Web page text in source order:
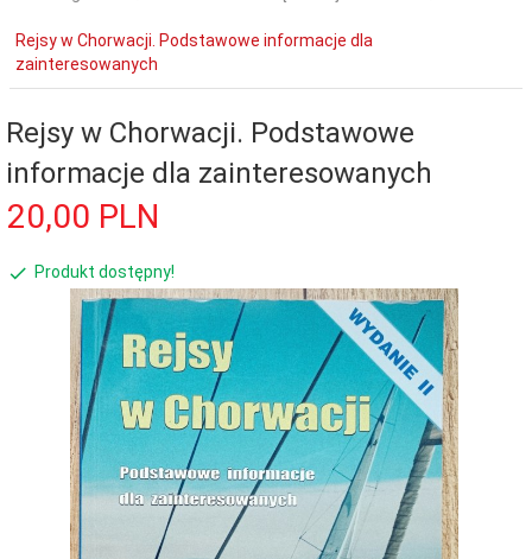
Rejsy w Chorwacji. Podstawowe informacje dla
zainteresowanych
Rejsy w Chorwacji. Podstawowe
informacje dla zainteresowanych
20,00 PLN
Produkt dostępny!